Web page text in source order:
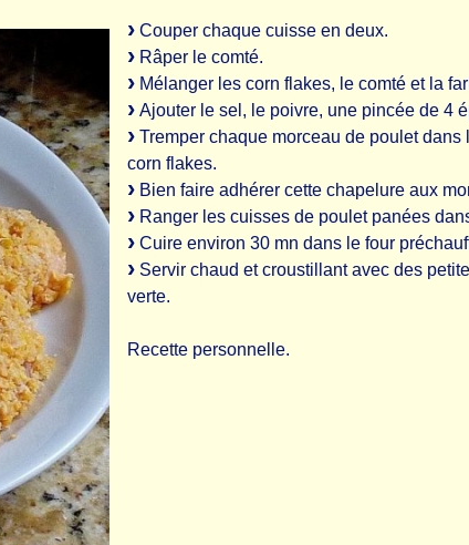
Couper chaque cuisse en deux.
Râper le comté.
Mélanger les corn flakes, le comté et la
Ajouter le sel, le poivre, une pincée de 4
Tremper chaque morceau de poulet
corn flakes.
Bien faire adhérer cette chapelure aux
Ranger les cuisses de poulet panées
Cuire environ 30 mn dans le four
Servir chaud et croustillant avec des
verte.
Recette personnelle.